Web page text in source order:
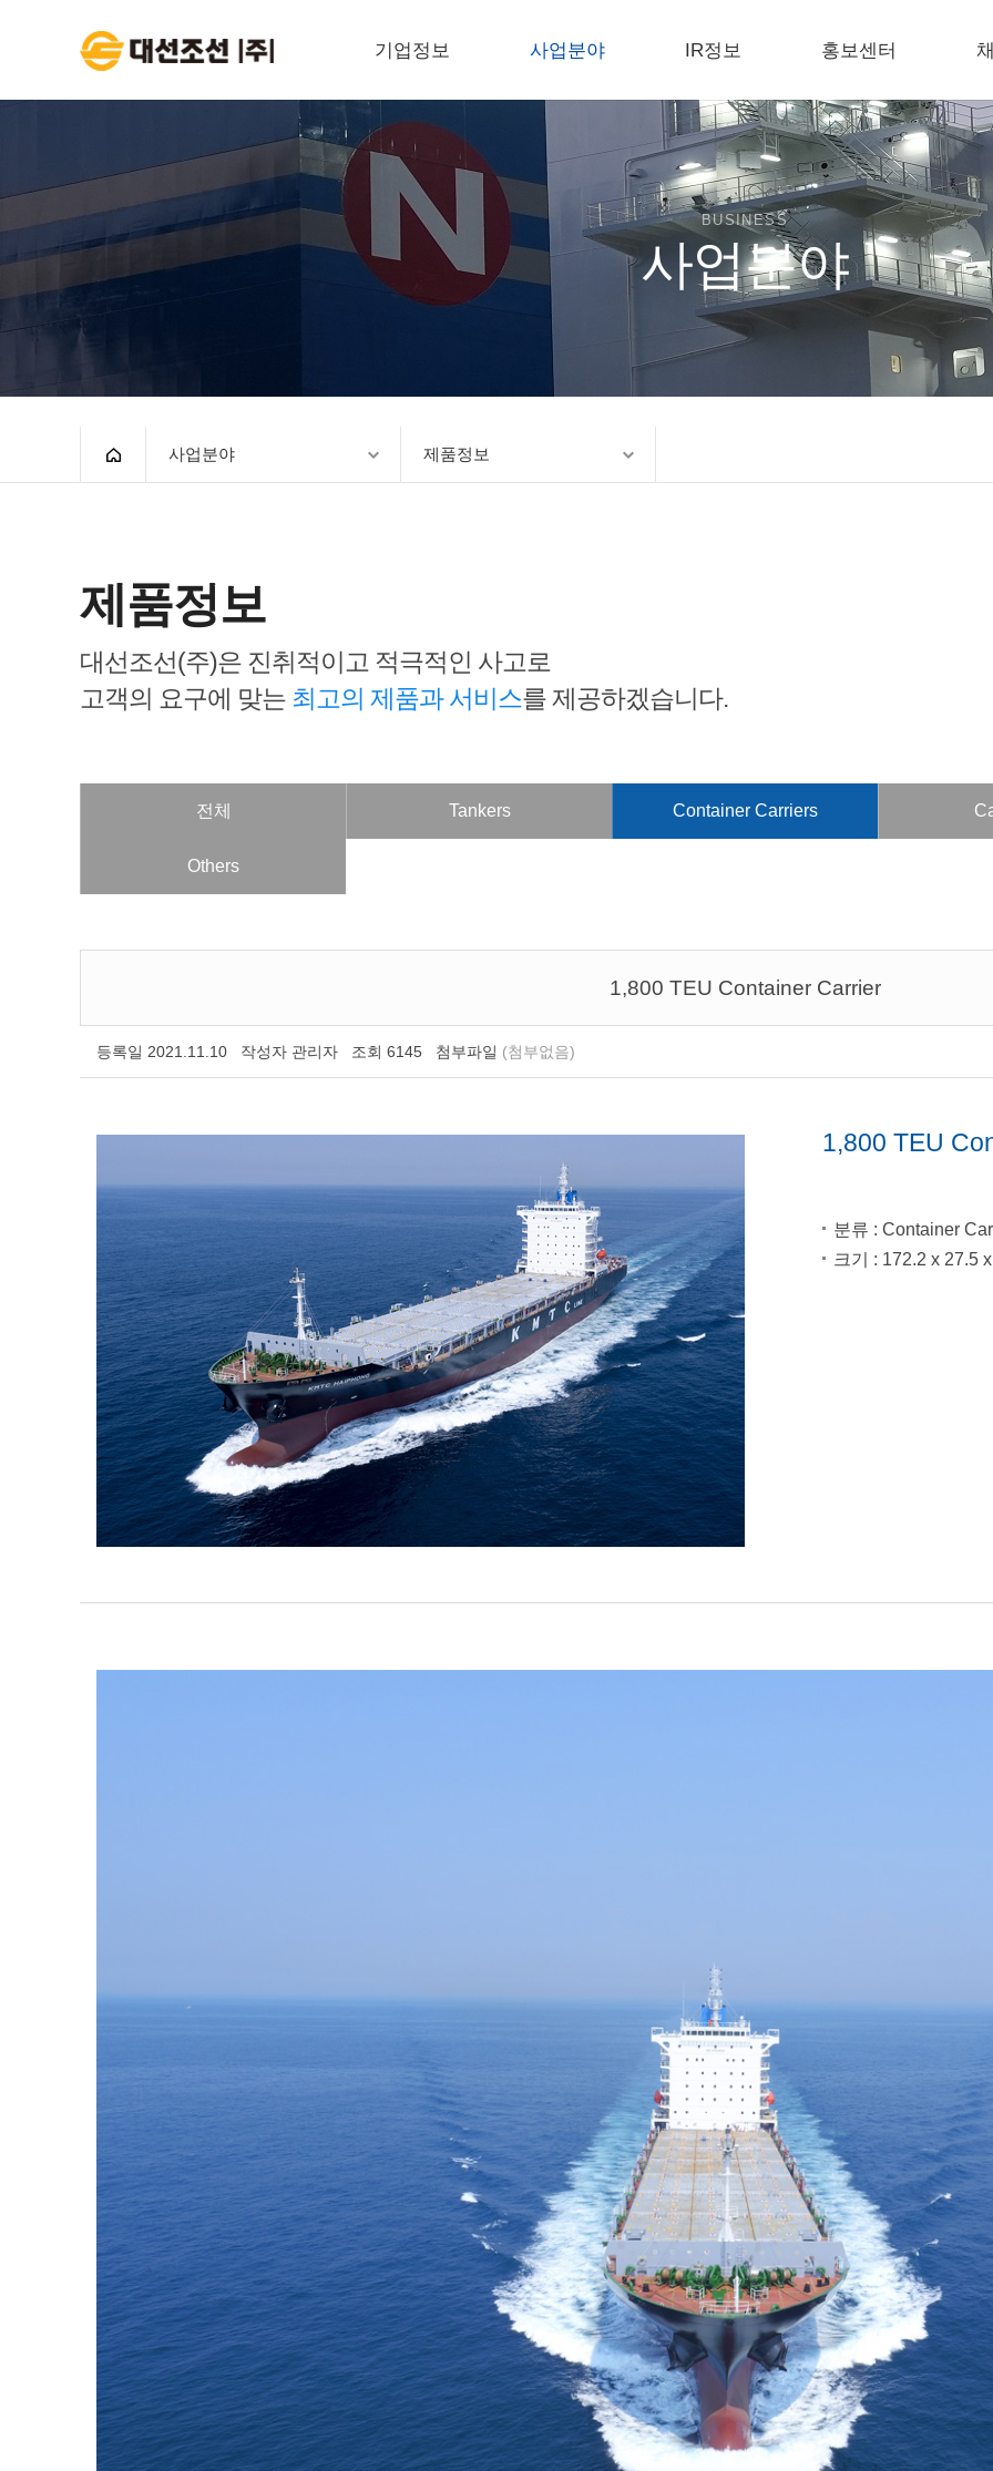
기업정보
대표이사 인사말
회사개요
경영이념
회사연혁
조직도
계열사
사업분야
연구개발
설비현황
인증현황
생산공정
IR정보
전자공고
홍보센터
공지사항
E-카탈로그
포토갤러리
홍보동영상
인
온
BUSINESS
사업분야
사업분야 제품정보
제품정보
대선조선(주)은 진취적이고 적극적인 사고로
고객의 요구에 맞는 최고의 제품과 서비스를 제공하겠습니다.
전체 Tankers Container Carriers
Others
1,800 TEU Container Carrier
등록일 2021.11.10 작성자 관리자 조회 6145 첨부파일 (첨부없음)
1,800 TEU
분류 : Container
크기 : 172.2 x 27.5